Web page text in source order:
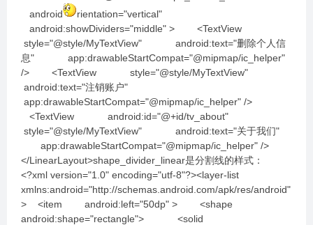
android
rientation="vertical"
android:showDividers="middle" > <TextView
style="@style/MyTextView" android:text="删除个人信
息" app:drawableStartCompat="@mipmap/ic_helper"
/> <TextView style="@style/MyTextView"
android:text="注销账户"
app:drawableStartCompat="@mipmap/ic_helper" />
<TextView android:id="@+id/tv_about"
style="@style/MyTextView" android:text="关于我们"
app:drawableStartCompat="@mipmap/ic_helper" />
</LinearLayout>shape_divider_linear是分割线的样式：
<?xml version="1.0" encoding="utf-8"?><layer-list
xmlns:android="http://schemas.android.com/apk/res/android"
> <item android:left="50dp" > <shape
android:shape="rectangle"> <solid